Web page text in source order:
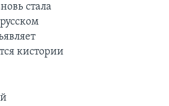
стала
кистории